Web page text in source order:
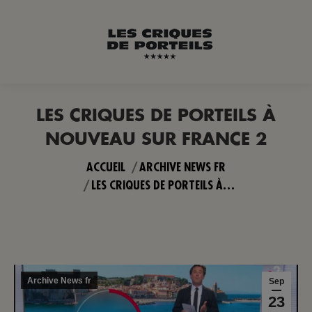
LES CRIQUES DE PORTEILS À
NOUVEAU SUR FRANCE 2
ACCUEIL
ARCHIVE NEWS FR
LES CRIQUES DE PORTEILS À…
Sep
23
Archive News fr